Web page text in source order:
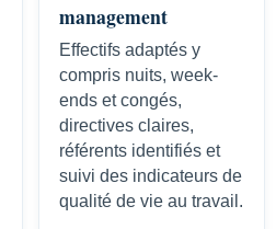
management
Effectifs adaptés y
compris nuits, week-
ends et congés,
directives claires,
référents identifiés et
suivi des indicateurs de
qualité de vie au travail.